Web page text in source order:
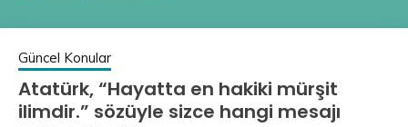
Güncel Konular
Atatürk, “Hayatta en hakiki mürşit
ilimdir.” sözüyle sizce hangi mesajı